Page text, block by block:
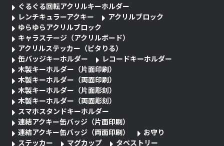
ぐるぐる回転アクリルキーホルダー
レンチキュラーアクキー
アクリルブロック
ゆらゆらアクリルブロック
キャラステージ（アクリルボード）
アクリルステッカー（ピタりる）
缶バッジキーホルダー
レコードキーホルダー
木製キーホルダー（片面印刷）
木製キーホルダー（両面印刷）
木製キーホルダー（片面彫刻）
木製キーホルダー（両面彫刻）
スマホスタンドキーホルダー
連結アクキー缶バッジ（片面印刷）
連結アクキー缶バッジ（両面印刷）
お守り
ステッカー
マグカップ タペストリー